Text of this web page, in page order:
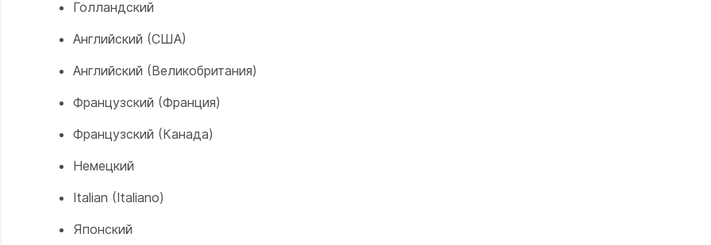
Голландский
Английский (США)
Английский (Великобритания)
Французский (Франция)
Французский (Канада)
Немецкий
Italian (Italiano)
Японский